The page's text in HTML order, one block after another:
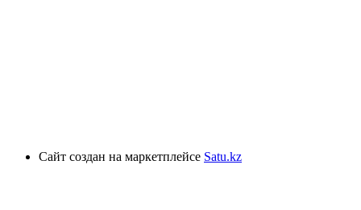
Сайт создан на маркетплейсе Satu.kz